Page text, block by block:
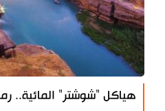
هياكل "شوشتر" المائية..